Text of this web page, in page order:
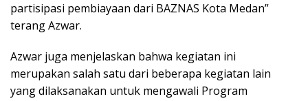
partisipasi pembiayaan dari BAZNAS Kota Medan”
terang Azwar.
Azwar juga menjelaskan bahwa kegiatan ini
merupakan salah satu dari beberapa kegiatan lain
yang dilaksanakan untuk mengawali Program